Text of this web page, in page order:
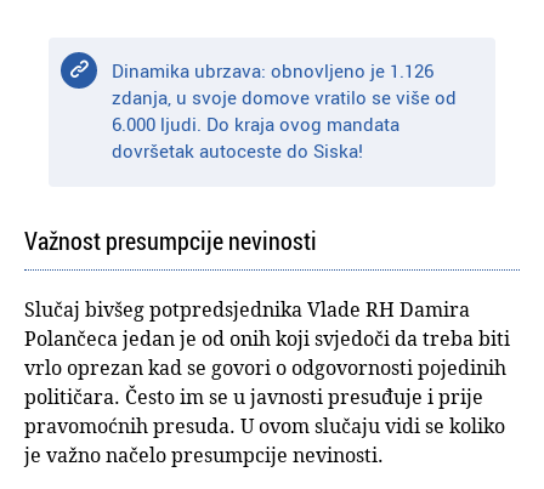
Dinamika ubrzava: obnovljeno je 1.126
zdanja, u svoje domove vratilo se više od
6.000 ljudi. Do kraja ovog mandata
dovršetak autoceste do Siska!
Važnost presumpcije nevinosti
Slučaj bivšeg potpredsjednika Vlade RH Damira
Polančeca jedan je od onih koji svjedoči da treba biti
vrlo oprezan kad se govori o odgovornosti pojedinih
političara. Često im se u javnosti presuđuje i prije
pravomoćnih presuda. U ovom slučaju vidi se koliko
je važno načelo presumpcije nevinosti.